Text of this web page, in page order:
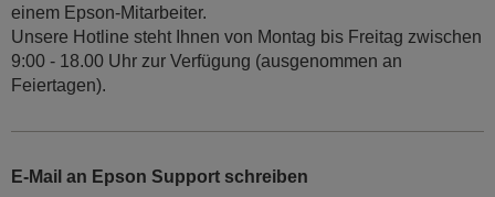
einem Epson-Mitarbeiter.
Unsere Hotline steht Ihnen von Montag bis Freitag zwischen
9:00 - 18.00 Uhr zur Verfügung (ausgenommen an
Feiertagen).
E-Mail an Epson Support schreiben